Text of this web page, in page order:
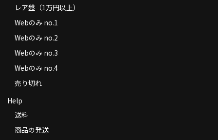
レア盤（1万円以上）
Webのみ no.1
Webのみ no.2
Webのみ no.3
Webのみ no.4
売り切れ
Help
送料
商品の発送